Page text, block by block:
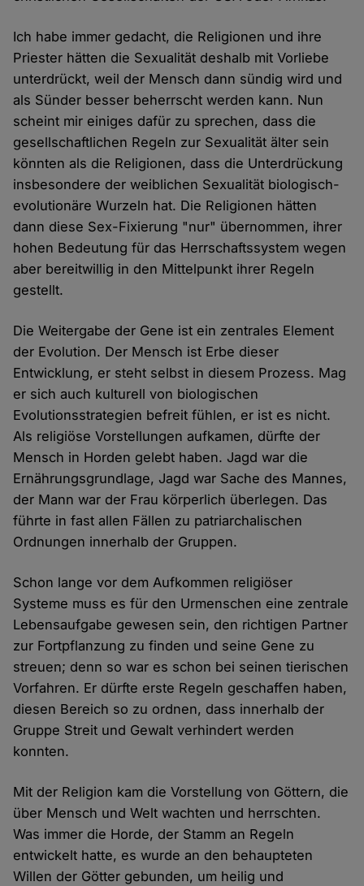
Ich habe immer gedacht, die Religionen und ihre
Priester hätten die Sexualität deshalb mit Vorliebe
unterdrückt, weil der Mensch dann sündig wird und
als Sünder besser beherrscht werden kann. Nun
scheint mir einiges dafür zu sprechen, dass die
gesellschaftlichen Regeln zur Sexualität älter sein
könnten als die Religionen, dass die Unterdrückung
insbesondere der weiblichen Sexualität biologisch-
evolutionäre Wurzeln hat. Die Religionen hätten
dann diese Sex-Fixierung "nur" übernommen, ihrer
hohen Bedeutung für das Herrschaftssystem wegen
aber bereitwillig in den Mittelpunkt ihrer Regeln
gestellt.
Die Weitergabe der Gene ist ein zentrales Element
der Evolution. Der Mensch ist Erbe dieser
Entwicklung, er steht selbst in diesem Prozess. Mag
er sich auch kulturell von biologischen
Evolutionsstrategien befreit fühlen, er ist es nicht.
Als religiöse Vorstellungen aufkamen, dürfte der
Mensch in Horden gelebt haben. Jagd war die
Ernährungsgrundlage, Jagd war Sache des Mannes,
der Mann war der Frau körperlich überlegen. Das
führte in fast allen Fällen zu patriarchalischen
Ordnungen innerhalb der Gruppen.
Schon lange vor dem Aufkommen religiöser
Systeme muss es für den Urmenschen eine zentrale
Lebensaufgabe gewesen sein, den richtigen Partner
zur Fortpflanzung zu finden und seine Gene zu
streuen; denn so war es schon bei seinen tierischen
Vorfahren. Er dürfte erste Regeln geschaffen haben,
diesen Bereich so zu ordnen, dass innerhalb der
Gruppe Streit und Gewalt verhindert werden
konnten.
Mit der Religion kam die Vorstellung von Göttern, die
über Mensch und Welt wachten und herrschten.
Was immer die Horde, der Stamm an Regeln
entwickelt hatte, es wurde an den behaupteten
Willen der Götter gebunden, um heilig und